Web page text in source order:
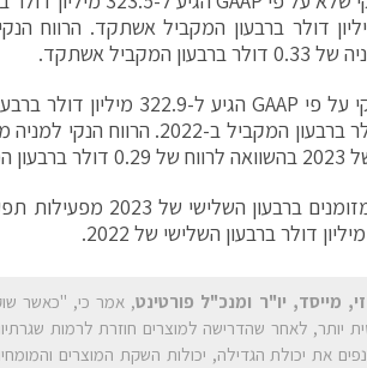
המקביל אשתקד.
אשתקד.
מייסד, יו"ר ומנכ"ל פורטינט, אמר כי, "כאשר
יותר, לאחר שהדרישה למוצרים חוזרת לרמות
את יכולת הגדילה, יכולות השקת המוצרים